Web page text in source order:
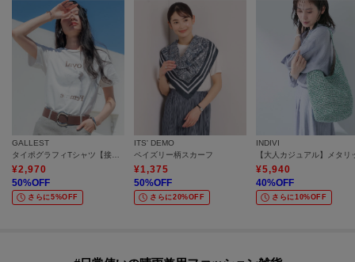
GALLEST
¥2,970
50%OFF
さらに5%OFF
ITS' DEMO
ペイズリー柄スカーフ
¥1,375
50%OFF
さらに20%OFF
INDIVI
¥5,940
40%OFF
さらに10%OFF